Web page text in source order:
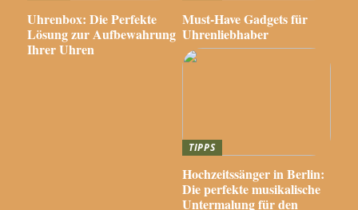
Uhrenbox: Die Perfekte
Lösung zur Aufbewahrung
Ihrer Uhren
Must-Have Gadgets für
Uhrenliebhaber
TIPPS
Hochzeitssänger in Berlin:
Die perfekte musikalische
Untermalung für den